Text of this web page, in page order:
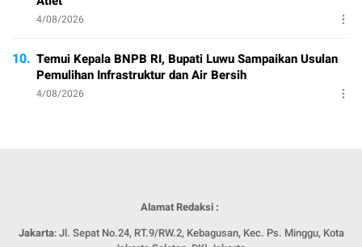
4/08/2026
10. Temui Kepala BNPB RI, Bupati Luwu Sampaikan Usulan
Pemulihan Infrastruktur dan Air Bersih
4/08/2026
Alamat Redaksi :
Jakarta: Jl. Sepat No.24, RT.9/RW.2, Kebagusan, Kec. Ps. Minggu, Kota